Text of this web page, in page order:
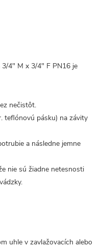
4" M x 3/4" F PN16 je
nečistôt.
teflónovú pásku) na závity
a následne jemne
nie sú žiadne netesnosti
uhle v zavlažovacích alebo